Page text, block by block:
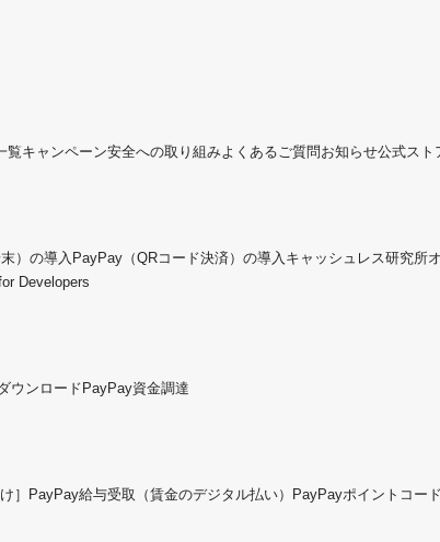
覧キャンペーン安全への取り組みよくあるご質問お知らせ公式スト
）の導入 PayPay（QRコード決済）の導入 キャッシュレス研究所
Developers
ウンロード PayPay資金調達
け］PayPay給与受取（賃金のデジタル払い） PayPayポイントコード